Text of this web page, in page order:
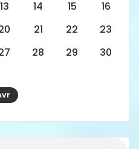
13 14 15
16
21 22
23
28 29
30